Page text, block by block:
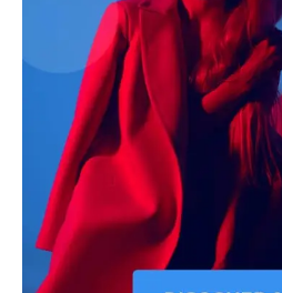
Privacy Policy
Terms of Use Agreement
Facebook
X WhatsApp
Share